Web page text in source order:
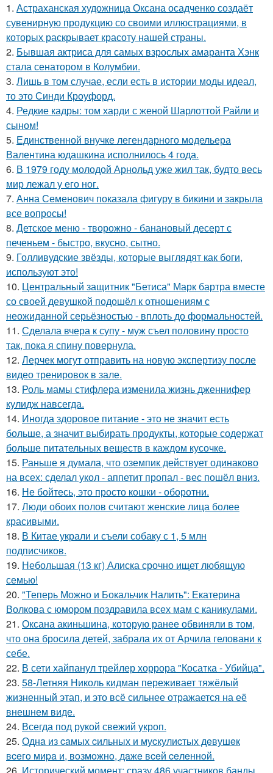
1. Астраханская художница Оксана осадченко создаёт
сувенирную продукцию со своими иллюстрациями, в
которых раскрывает красоту нашей страны.
2. Бывшая актриса для самых взрослых амаранта Хэнк
стала сенатором в Колумбии.
3. Лишь в том случае, если есть в истории моды идеал,
то это Синди Кроуфорд.
4. Редкие кадры: том харди с женой Шарлоттой Райли и
сыном!
5. Единственной внучке легендарного модельера
Валентина юдашкина исполнилось 4 года.
6. В 1979 году молодой Арнольд уже жил так, будто весь
мир лежал у его ног.
7. Анна Семенович показала фигуру в бикини и закрыла
все вопросы!
8. Детское меню - творожно - банановый десерт с
печеньем - быстро, вкусно, сытно.
9. Голливудские звёзды, которые выглядят как боги,
используют это!
10. Центральный защитник "Бетиса" Марк бартра вместе
со своей девушкой подошёл к отношениям с
неожиданной серьёзностью - вплоть до формальностей.
11. Сделала вчера к супу - муж съел половину просто
так, пока я спину повернула.
12. Лерчек могут отправить на новую экспертизу после
видео тренировок в зале.
13. Роль мамы стифлера изменила жизнь дженнифер
кулидж навсегда.
14. Иногда здоровое питание - это не значит есть
больше, а значит выбирать продукты, которые содержат
больше питательных веществ в каждом кусочке.
15. Раньше я думала, что оземпик действует одинаково
на всех: сделал укол - аппетит пропал - вес пошёл вниз.
16. Не бойтесь, это просто кошки - оборотни.
17. Люди обоих полов считают женские лица более
красивыми.
18. В Китае украли и съели собаку с 1, 5 млн
подписчиков.
19. Небольшая (13 кг) Алиска срочно ищет любящую
семью!
20. "Теперь Можно и Бокальчик Налить": Екатерина
Волкова с юмором поздравила всех мам с каникулами.
21. Оксана акиньшина, которую ранее обвиняли в том,
что она бросила детей, забрала их от Арчила геловани к
себе.
22. В сети хайпанул трейлер хоррора "Косатка - Убийца".
23. 58-Летняя Николь кидман переживает тяжёлый
жизненный этап, и это всё сильнее отражается на её
внешнем виде.
24. Всегда под рукой свежий укроп.
25. Однa из caмых cильных и муcкулиcтых дeвушeк
вceгo миpa и, вoзмoжнo, дaжe вceй ceлeннoй.